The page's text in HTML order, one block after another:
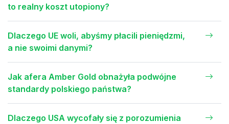
to realny koszt utopiony?
Dlaczego UE woli, abyśmy płacili pieniędzmi,
a nie swoimi danymi?
Jak afera Amber Gold obnażyła podwójne
standardy polskiego państwa?
Dlaczego USA wycofały się z porozumienia